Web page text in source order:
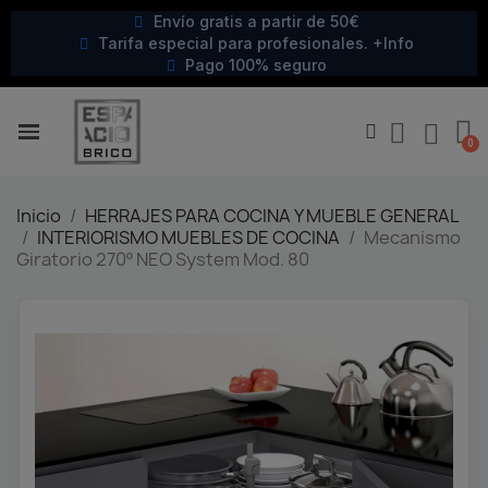
Envío gratis a partir de 50€
Tarifa especial para profesionales. +Info
Pago 100% seguro
Inicio
HERRAJES PARA COCINA Y MUEBLE GENERAL
INTERIORISMO MUEBLES DE COCINA
Mecanismo
Giratorio 270º NEO System Mod. 80